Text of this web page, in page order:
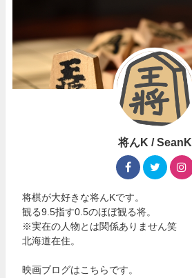
将んK / SeanK
将棋が大好きな将んKです。
観る9.5指す0.5のほぼ観る将。
※実在の人物とは関係ありません笑
北海道在住。
映画ブログはこちらです。